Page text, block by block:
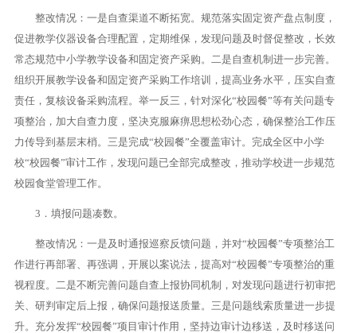
整改情况：一是自查渠道不断拓宽。规范落实固定资产盘点制度，
促进教学仪器设备合理配置，定期维保，发现问题及时督促整改，长效
常态规范中小学教学设备和固定资产采购。二是自查机制进一步完善。
组织开展教学设备和固定资产采购工作培训，提高业务水平，压实自查
责任，复核设备采购流程。举一反三，针对深化“校园餐”等有关问题专
项整治，加大自查力度，坚决克服麻痹思想松劲心态，确保整治工作压
力传导到基层末梢。三是完成“校园餐”全覆盖审计。完成全区中小学
校“校园餐”审计工作，发现问题已全部完成整改，推动学校进一步规范
校园食堂管理工作。
3．填报问题凑数。
整改情况：一是及时通报巡察反馈问题，并对“校园餐”专项整治工
作进行再部署、再强调，开展以案说法，提高对“校园餐”专项整治的重
视程度。二是不断完善问题自查上报协同机制，对发现问题进行初审把
关、研判审定后上报，确保问题报送质量。三是问题线索质量进一步提
升。充分发挥“校园餐”项目审计作用，坚持边审计边移送，及时移送问